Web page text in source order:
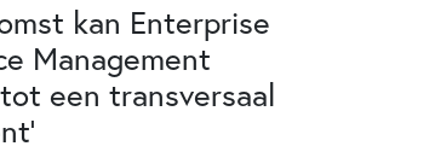
kan Enterprise
Management
een transversaal